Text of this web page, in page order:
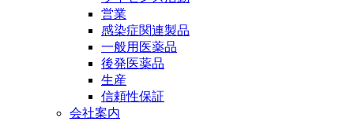
営業
感染症関連製品
一般用医薬品
後発医薬品
生産
信頼性保証
会社案内